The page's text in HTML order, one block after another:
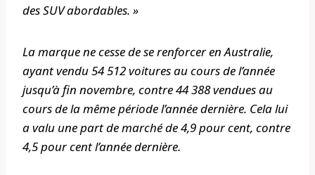
des SUV abordables. »
La marque ne cesse de se renforcer en Australie,
ayant vendu 54 512 voitures au cours de l’année
jusqu’à fin novembre, contre 44 388 vendues au
cours de la même période l’année dernière. Cela lui
a valu une part de marché de 4,9 pour cent, contre
4,5 pour cent l’année dernière.